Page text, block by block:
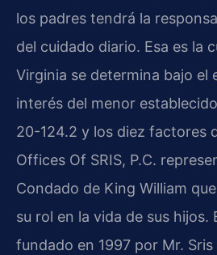
los padres tendrá la
del cuidado diario. Esa es la
Virginia se determina bajo el
interés del menor
20-124.2 y los diez factores
Offices Of SRIS, P.C.
Condado de King William
su rol en la vida de sus hijos.
fundado en 1997 por Mr.